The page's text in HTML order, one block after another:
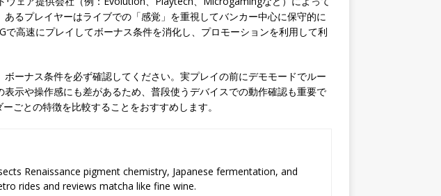
るプレイヤーはライブでの「感覚」を重視してバンカー中心に保守的に
高速にプレイしてボーナス条件を消化し、プロモーションを利用して利
ーナス条件を必ず確認してください。実プレイの前にデモモードでルー
示や操作感にも差があるため、普段使うデバイスでの動作確認も重要で
ごとの特徴を比較することをおすすめします。
Renaissance pigment chemistry, Japanese fermentation, and
rides and reviews matcha like fine wine.